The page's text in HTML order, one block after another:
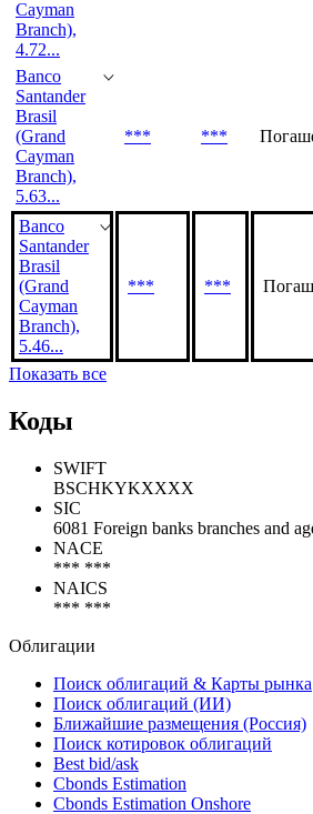
Cayman
Branch),
4.72...
Banco
Santander
Brasil
(Grand
Cayman
Branch),
5.63...
*** ***
Banco
Santander
Brasil
(Grand
Cayman
Branch),
5.46...
*** ***
Показать все
Коды
SWIFT
BSCHKYKXXXX
SIC
6081 Foreign banks branches and
NACE
*** ***
NAICS
*** ***
Облигации
Поиск облигаций & Карты рынка
Поиск облигаций (ИИ)
Ближайшие размещения (Россия)
Поиск котировок облигаций
Best bid/ask
Cbonds Estimation
Cbonds Estimation Onshore